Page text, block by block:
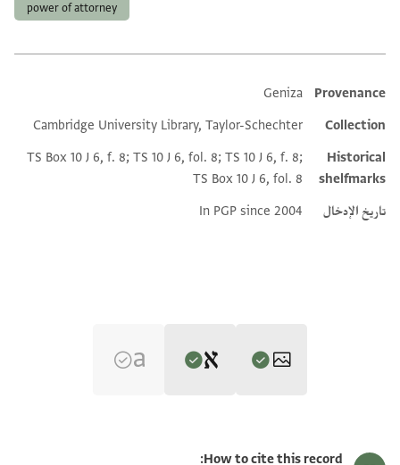
power of attorney
Additional metadata
Provenance
Geniza
Collection
Cambridge University Library, Taylor-Schechter
Historical
shelfmarks
TS Box 10 J 6, f. 8; TS 10 J 6, fol. 8; TS 10 J 6, f. 8;
TS Box 10 J 6, fol. 8
تاريخ الإدخال
In PGP since 2004
S. D. Goitein's unpublished edition (1950–85).
How to cite this record: